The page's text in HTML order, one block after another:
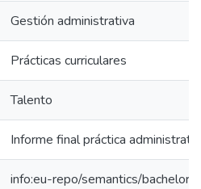
Gestión administrativa
Prácticas curriculares
Talento
Informe final práctica
info:eu-repo/semantics/